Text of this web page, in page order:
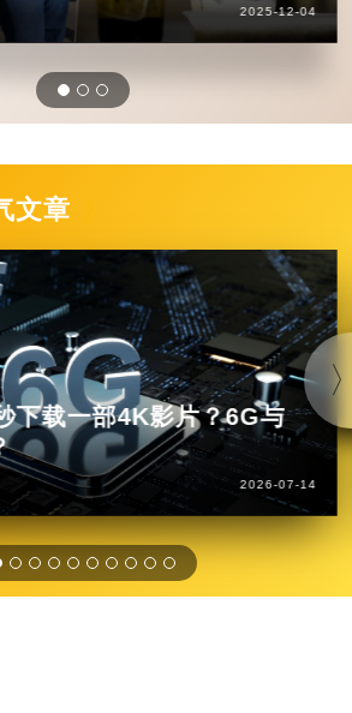
2025-12-04
文章
下载一部4K影片？6G与
2026-07-14